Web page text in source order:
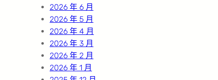
2026 年 6 月
2026 年 5 月
2026 年 4 月
2026 年 3 月
2026 年 2 月
2026 年 1 月